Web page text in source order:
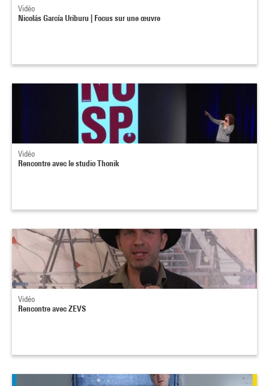
Vidéo
Nicolás García Uriburu | Focus sur une œuvre
Vidéo
Rencontre avec le studio Thonik
Vidéo
Rencontre avec ZEVS